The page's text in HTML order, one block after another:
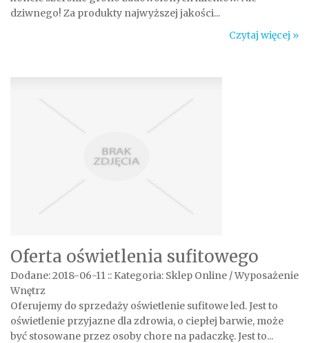
dziwnego! Za produkty najwyższej jakości...
Czytaj więcej »
Oferta oświetlenia sufitowego
Dodane: 2018-06-11 :: Kategoria: Sklep Online / Wyposażenie
Wnętrz
Oferujemy do sprzedaży oświetlenie sufitowe led. Jest to
oświetlenie przyjazne dla zdrowia, o ciepłej barwie, może
być stosowane przez osoby chore na padaczkę. Jest to...